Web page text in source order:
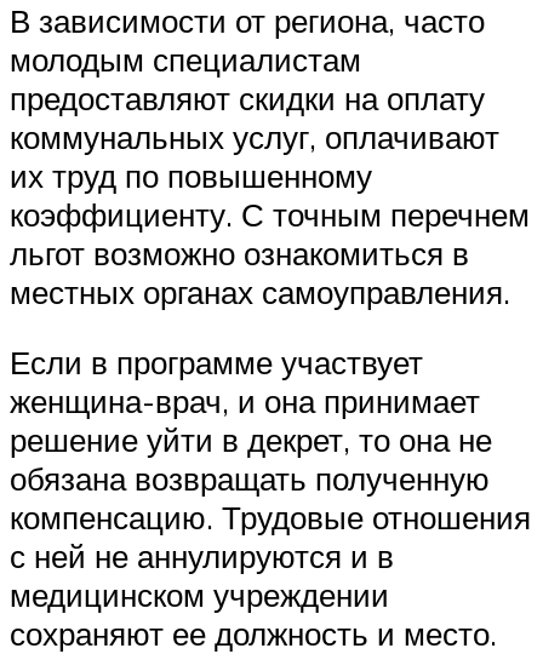
В зависимости от региона, часто
молодым специалистам
предоставляют скидки на оплату
коммунальных услуг, оплачивают
их труд по повышенному
коэффициенту. С точным перечнем
льгот возможно ознакомиться в
местных органах самоуправления.
Если в программе участвует
женщина-врач, и она принимает
решение уйти в декрет, то она не
обязана возвращать полученную
компенсацию. Трудовые отношения
с ней не аннулируются и в
медицинском учреждении
сохраняют ее должность и место.